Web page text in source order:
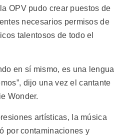
OPV pudo crear puestos de
necesarios permisos de
talentosos de todo el
en sí mismo, es una lengua
dijo una vez el cantante
Wonder.
artísticas, la música
por contaminaciones y